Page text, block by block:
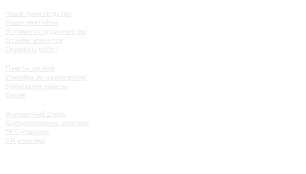
Наше производство
Наши партнёры
Условия сотрудничества
Примеры работ
Пакеты zip-lock
Упаковка по назначению
Курьерские пакеты
Бирки
Фирменный стиль
Брендирование упаковки
NFC-упаковка
AR-упаковка